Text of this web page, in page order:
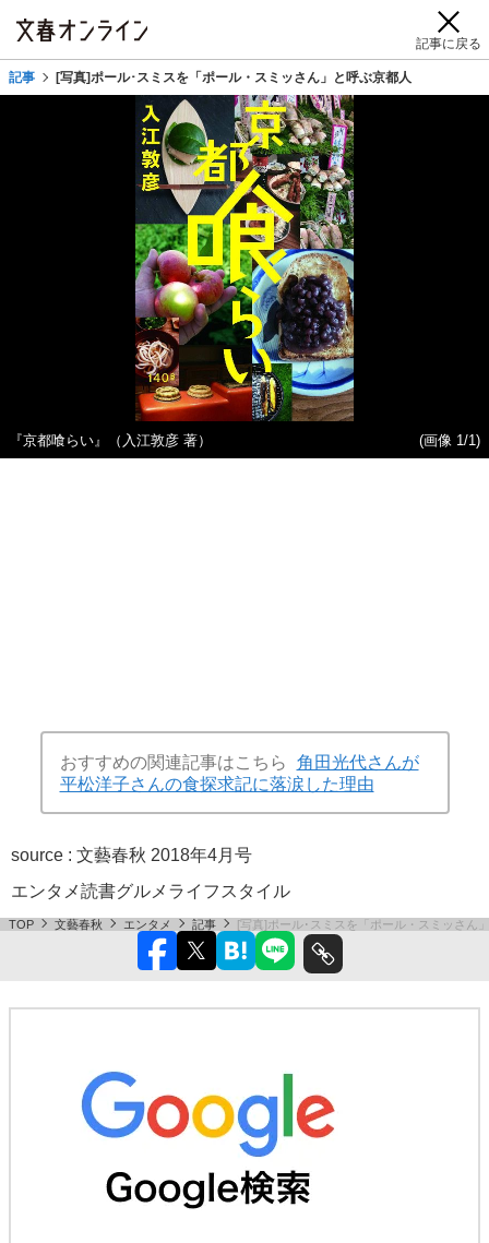
記事に戻る
記事 [写真]ポール･スミスを「ポール・スミッさん」と呼ぶ京都人
『京都喰らい』（入江敦彦 著） (画像 1/1)
おすすめの関連記事はこちら
角田光代さんが
平松洋子さんの食探求記に落涙した理由
source : 文藝春秋 2018年4月号
エンタメ読書グルメ ライフスタイル
TOP 文藝春秋 エンタメ 記事 [写真]ポール･スミスを「ポール・スミッさん